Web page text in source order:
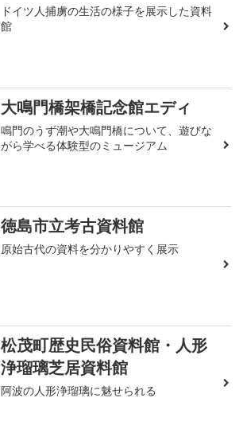
ドイツ人捕虜の生活の様子を展示した資料
館
大鳴門橋架橋記念館エディ
鳴門のうず潮や大鳴門橋について、遊びな
がら学べる体験型のミュージアム
徳島市立考古資料館
原始古代の資料を分かりやすく展示
松茂町歴史民俗資料館・人形
浄瑠璃芝居資料館
阿波の人形浄瑠璃に魅せられる